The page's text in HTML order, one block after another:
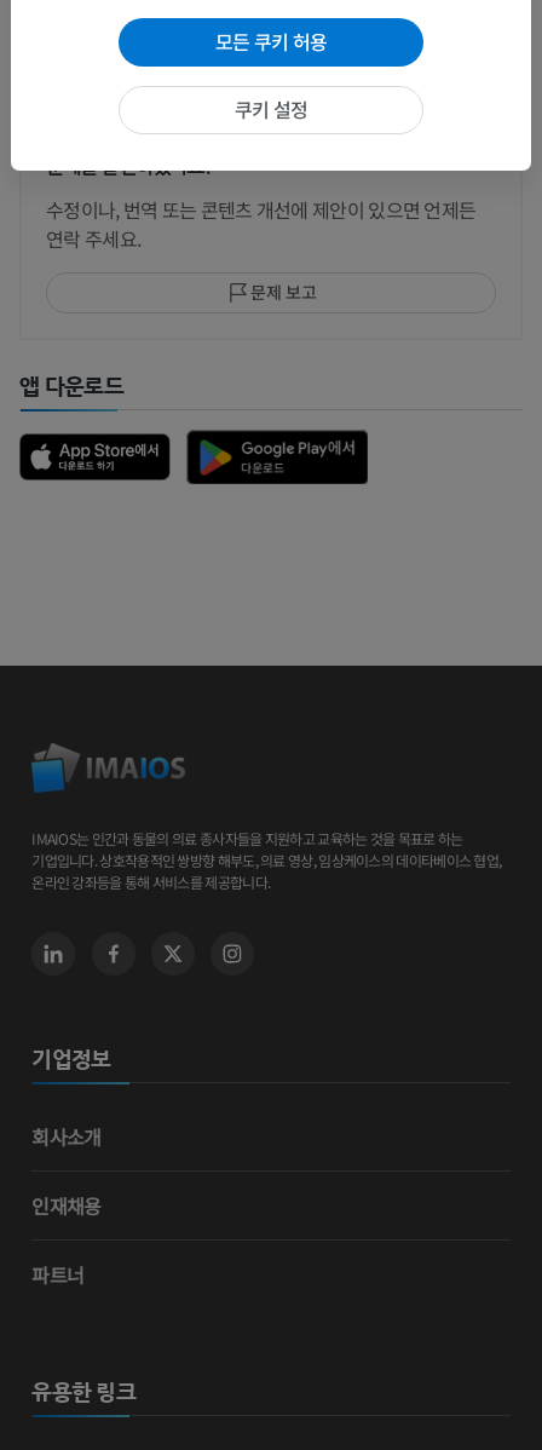
문제를 발견하셨나요?
수정이나, 번역 또는 콘텐츠 개선에 제안이 있으면 언제든
연락 주세요.
문제 보고
앱 다운로드
IMAIOS는 인간과 동물의 의료 종사자들을 지원하고 교육하는 것을 목표로 하는
기업입니다. 상호작용적인 쌍방향 해부도, 의료 영상, 임상케이스의 데이타베이스 협업,
온라인 강좌등을 통해 서비스를 제공합니다.
기업정보
회사소개
인재채용
파트너
유용한 링크
모든 쿠키 허용
쿠키 설정